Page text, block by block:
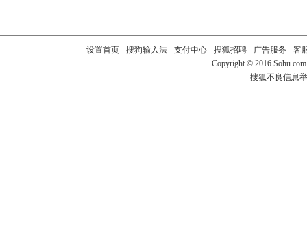
设置首页- 搜狗输入法- 支付中心- 搜狐招聘- 广告服务 - 客
Copyright © 2016
搜狐不良信息